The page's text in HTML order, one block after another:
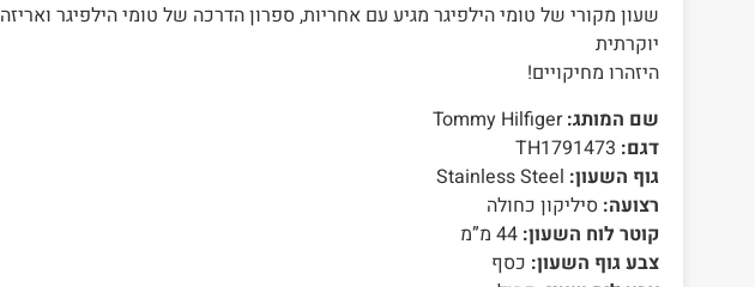
שעון מקורי של טומי הילפיגר מגיע עם אחריות, ספרון הדרכה של טומי הילפיגר ואריזה
יוקרתית
היזהרו מחיקויים!
שם המותג:Tommy Hilfiger
דגם:
גוף השעון:
רצועה: סיליקון כחולה
קוטר לוח השעון:
צבע גוף השעון: כסף